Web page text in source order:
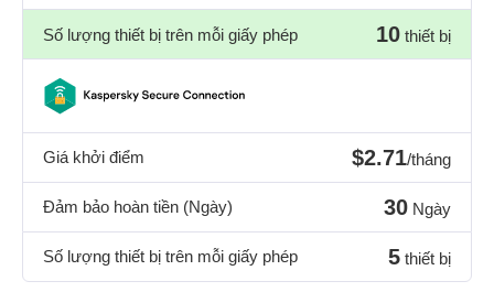
Số lượng thiết bị trên mỗi giấy phép 10 thiết bị
Giá khởi điểm $2.71/tháng
Đảm bảo hoàn tiền (Ngày) 30 Ngày
Số lượng thiết bị trên mỗi giấy phép 5 thiết bị